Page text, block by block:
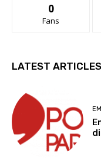
0
Fans
LATEST ARTICLES